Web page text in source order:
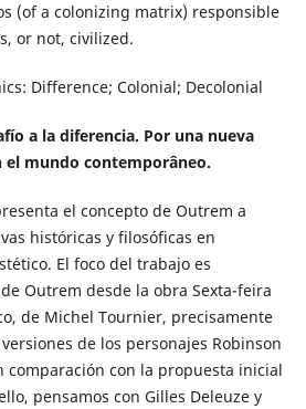
(of a colonizing matrix) responsible
or not, civilized.
Difference; Colonial; Decolonial
a la diferencia. Por una nueva
el mundo contemporâneo.
el concepto de Outrem a
históricas y filosóficas en
El foco del trabajo es
Outrem desde la obra Sexta-feira
de Michel Tournier, precisamente
de los personajes Robinson
comparación con la propuesta inicial
pensamos con Gilles Deleuze y